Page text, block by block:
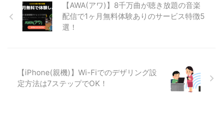
【AWA(アワ)】8千万曲が聴き放題の音楽
配信で1ヶ月無料体験ありのサービス特徴5
選！
【iPhone(親機)】Wi-Fiでのデザリング設
定方法は7ステップでOK！